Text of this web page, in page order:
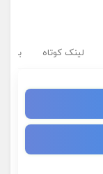
لینک کوتاه